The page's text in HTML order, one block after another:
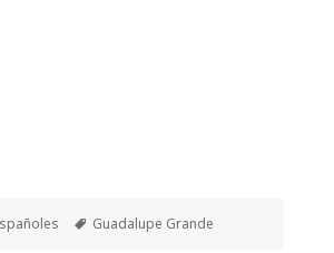
Etiquetas
Guadalupe Grande